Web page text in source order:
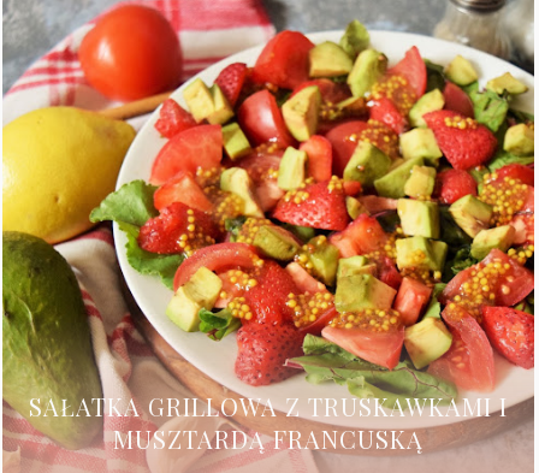
SAŁATKA GRILLOWA Z TRUSKAWKAMI I
MUSZTARDĄ FRANCUSKĄ